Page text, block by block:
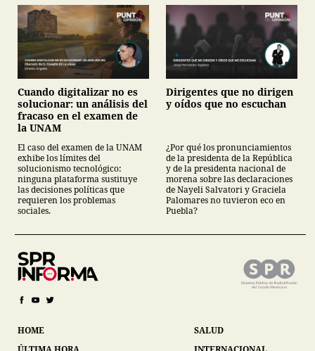
Cuando digitalizar no es
solucionar: un análisis del
fracaso en el examen de
la UNAM
El caso del examen de la UNAM
exhibe los límites del
solucionismo tecnológico:
ninguna plataforma sustituye
las decisiones políticas que
requieren los problemas
sociales.
Dirigentes que no dirigen
y oídos que no escuchan
¿Por qué los pronunciamientos
de la presidenta de la República
y de la presidenta nacional de
morena sobre las declaraciones
de Nayeli Salvatori y Graciela
Palomares no tuvieron eco en
Puebla?
HOME
SALUD